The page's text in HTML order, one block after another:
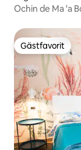
Ochin de Ma 'a
Gästfavorit
Gästfavorit